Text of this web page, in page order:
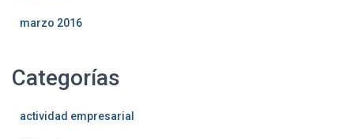
marzo 2016
Categorías
actividad empresarial